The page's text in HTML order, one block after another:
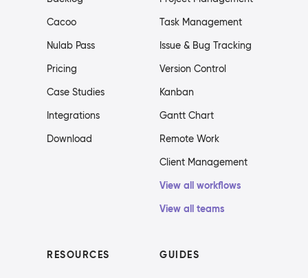
Cacoo
Nulab Pass
Pricing
Case Studies
Integrations
Download
Task Management
Issue & Bug Tracking
Version Control
Kanban
Gantt Chart
Remote Work
Client Management
View all workflows
View all teams
RESOURCES GUIDES